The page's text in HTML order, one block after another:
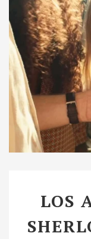
LOS